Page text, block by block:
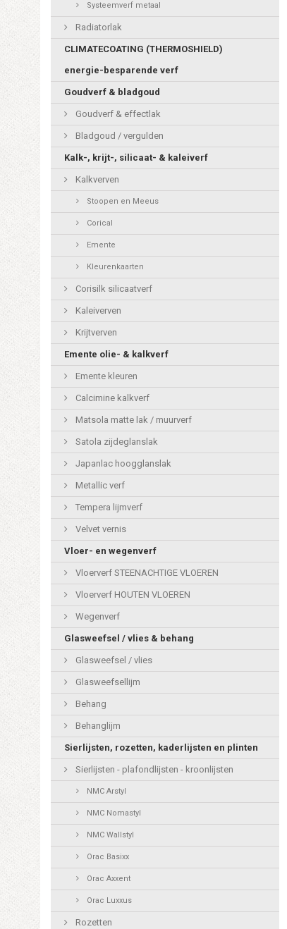
Systeemverf metaal
Radiatorlak
CLIMATECOATING (THERMOSHIELD)
energie-besparende verf
Goudverf & bladgoud
Goudverf & effectlak
Bladgoud / vergulden
Kalk-, krijt-, silicaat- & kaleiverf
Kalkverven
Stoopen en Meeus
Corical
Emente
Kleurenkaarten
Corisilk silicaatverf
Kaleiverven
Krijtverven
Emente olie- & kalkverf
Emente kleuren
Calcimine kalkverf
Matsola matte lak / muurverf
Satola zijdeglanslak
Japanlac hoogglanslak
Metallic verf
Tempera lijmverf
Velvet vernis
Vloer- en wegenverf
Vloerverf STEENACHTIGE VLOEREN
Vloerverf HOUTEN VLOEREN
Wegenverf
Glasweefsel / vlies & behang
Glasweefsel / vlies
Glasweefsellijm
Behang
Behanglijm
Sierlijsten, rozetten, kaderlijsten en plinten
Sierlijsten - plafondlijsten - kroonlijsten
NMC Arstyl
NMC Nomastyl
NMC Wallstyl
Orac Basixx
Orac Axxent
Orac Luxxus
Rozetten